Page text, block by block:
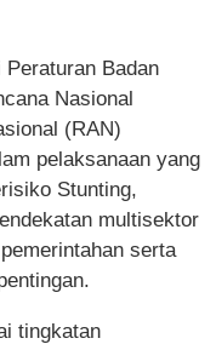
Badan
Nasional
(RAN)
pelaksanaan yang
Stunting,
multisektor
serta
tingkatan